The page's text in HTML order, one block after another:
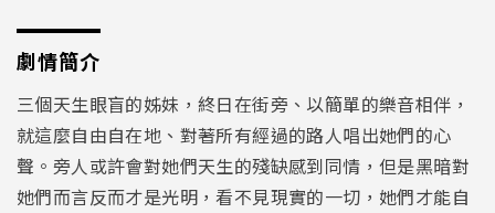
劇情簡介
三個天生眼盲的姊妹，終日在街旁、以簡單的樂音相伴，
就這麼自由自在地、對著所有經過的路人唱出她們的心
聲。旁人或許會對她們天生的殘缺感到同情，但是黑暗對
她們而言反而才是光明，看不見現實的一切，她們才能自